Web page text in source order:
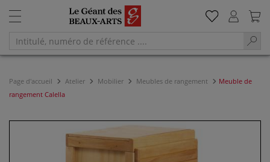
Page d'accueil Atelier Mobilier Meubles de rangement
Meuble de
rangement Calella